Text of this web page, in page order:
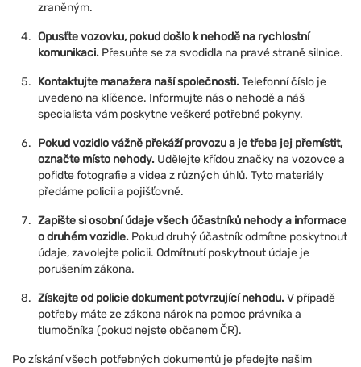
zraněným.
Opusťte vozovku, pokud došlo k nehodě na rychlostní
komunikaci. Přesuňte se za svodidla na pravé straně silnice.
Kontaktujte manažera naší společnosti.Telefonní číslo je
uvedeno na klíčence. Informujte nás o nehodě a náš
specialista vám poskytne veškeré potřebné pokyny.
Pokud vozidlo vážně překáží provozu a je třeba jej přemístit,
označte místo nehody. Udělejte křídou značky na vozovce a
pořiďte fotografie a videa z různých úhlů. Tyto materiály
předáme policii a pojišťovně.
Zapište si osobní údaje všech účastníků nehody a informace
o druhém vozidle. Pokud druhý účastník odmítne poskytnout
údaje, zavolejte policii. Odmítnutí poskytnout údaje je
porušením zákona.
Získejte od policie dokument potvrzující nehodu.V případě
potřeby máte ze zákona nárok na pomoc právníka a
tlumočníka (pokud nejste občanem ČR).
Po získání všech potřebných dokumentů je předejte našim